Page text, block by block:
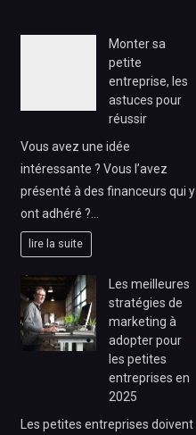
Monter sa
petite
entreprise, les
astuces pour
réussir
Vous avez une idée
intéressante ? Vous l’avez
présenté à des financeurs qui y
ont adhéré ?…
lire la suite
Les meilleures
stratégies de
marketing à
adopter pour
les petites
entreprises en
2025
Les petites entreprises doivent